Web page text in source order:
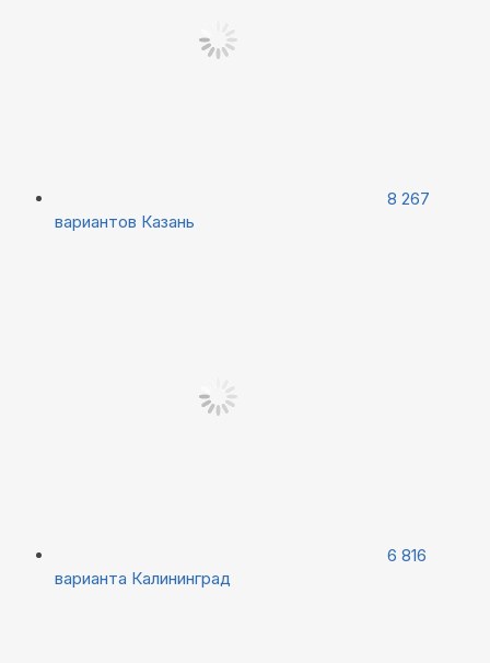
8 267
вариантов Казань
6 816
варианта Калининград